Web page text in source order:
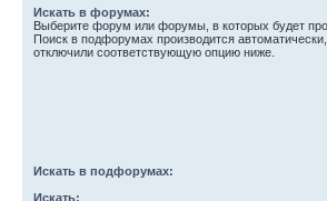
Искать в форумах:
Выберите форум или форумы, в которых будет
Поиск в подфорумах производится
отключили соответствующую опцию ниже.
Искать в подфорумах:
Искать: